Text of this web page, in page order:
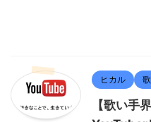
ヒカル
【歌い手